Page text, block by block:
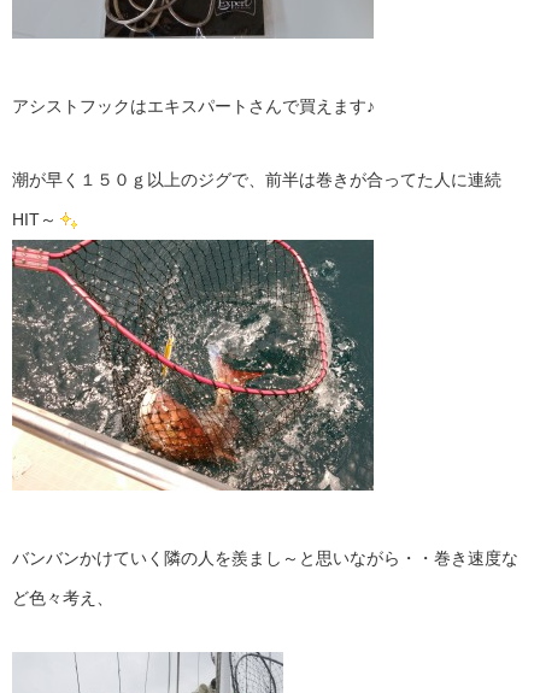
アシストフックはエキスパートさんで買えます♪
潮が早く１５０ｇ以上のジグで、前半は巻きが合ってた人に連続
HIT～
バンバンかけていく隣の人を羨まし～と思いながら・・巻き速度な
ど色々考え、